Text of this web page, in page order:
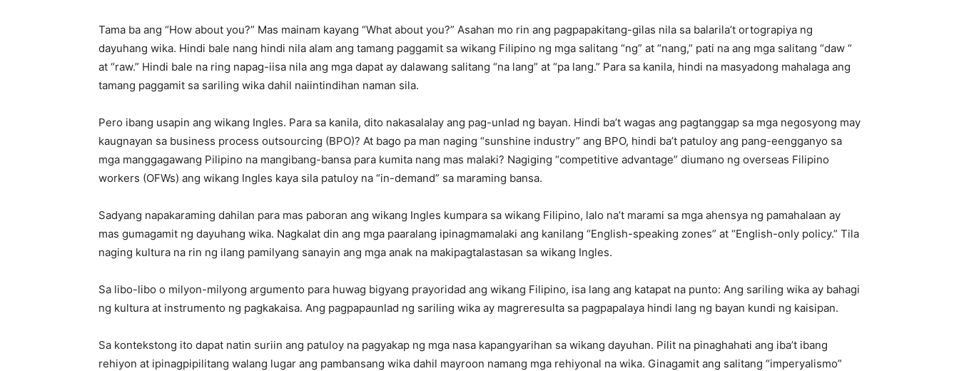
Tama ba ang “How about you?” Mas mainam kayang “What about you?” Asahan mo rin ang pagpapakitang-gilas nila sa balarila’t ortograpiya ng
dayuhang wika. Hindi bale nang hindi nila alam ang tamang paggamit sa wikang Filipino ng mga salitang “ng” at “nang,” pati na ang mga salitang “daw “
at “raw.” Hindi bale na ring napag-iisa nila ang mga dapat ay dalawang salitang “na lang” at “pa lang.” Para sa kanila, hindi na masyadong mahalaga ang
tamang paggamit sa sariling wika dahil naiintindihan naman sila.
Pero ibang usapin ang wikang Ingles. Para sa kanila, dito nakasalalay ang pag-unlad ng bayan. Hindi ba’t wagas ang pagtanggap sa mga negosyong may
kaugnayan sa business process outsourcing (BPO)? At bago pa man naging “sunshine industry” ang BPO, hindi ba’t patuloy ang pang-eengganyo sa
mga manggagawang Pilipino na mangibang-bansa para kumita nang mas malaki? Nagiging “competitive advantage” diumano ng overseas Filipino
workers (OFWs) ang wikang Ingles kaya sila patuloy na “in-demand” sa maraming bansa.
Sadyang napakaraming dahilan para mas paboran ang wikang Ingles kumpara sa wikang Filipino, lalo na’t marami sa mga ahensya ng pamahalaan ay
mas gumagamit ng dayuhang wika. Nagkalat din ang mga paaralang ipinagmamalaki ang kanilang “English-speaking zones” at “English-only policy.” Tila
naging kultura na rin ng ilang pamilyang sanayin ang mga anak na makipagtalastasan sa wikang Ingles.
Sa libo-libo o milyon-milyong argumento para huwag bigyang prayoridad ang wikang Filipino, isa lang ang katapat na punto: Ang sariling wika ay bahagi
ng kultura at instrumento ng pagkakaisa. Ang pagpapaunlad ng sariling wika ay magreresulta sa pagpapalaya hindi lang ng bayan kundi ng kaisipan.
Sa kontekstong ito dapat natin suriin ang patuloy na pagyakap ng mga nasa kapangyarihan sa wikang dayuhan. Pilit na pinaghahati ang iba’t ibang
rehiyon at ipinagpipilitang walang lugar ang pambansang wika dahil mayroon namang mga rehiyonal na wika. Ginagamit ang salitang “imperyalismo”